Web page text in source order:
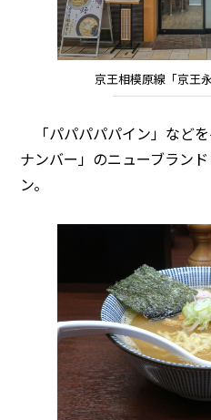
京王相模原線「京王
「パパパパパイン」など
ナンバー」のニューブラン
ン。